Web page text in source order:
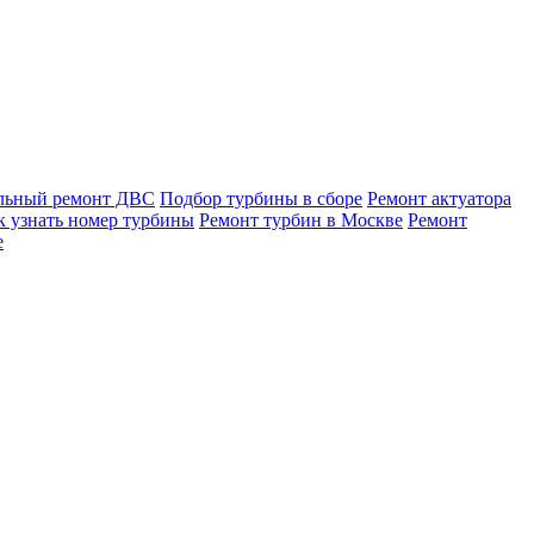
ремонт ДВС Подбор турбины в сборе Ремонт актуатора
узнать номер турбины Ремонт турбин в Москве Ремонт